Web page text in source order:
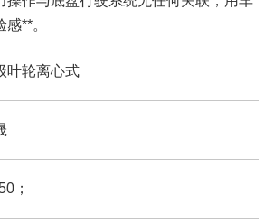
感**。
叶轮离心式
；